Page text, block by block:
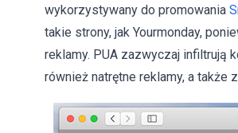
wykorzystywany do promowania
takie strony, jak Yourmonday,
reklamy. PUA zazwyczaj infiltrują
również natrętne reklamy, a także